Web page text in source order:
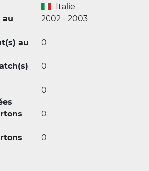
Italie
au
2002 - 2003
au
0
0
0
0
0